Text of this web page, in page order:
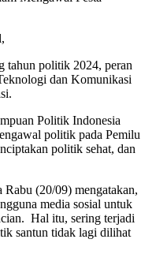
tahun politik 2024, peran
dan Komunikasi
Politik Indonesia
politik pada Pemilu
politik sehat, dan
(20/09) mengatakan,
media sosial untuk
Hal itu, sering terjadi
santun tidak lagi dilihat